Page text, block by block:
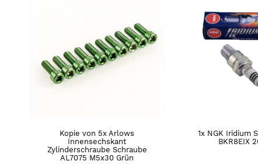
Kopie von 5x Arlows
Innensechskant
Zylinderschraube Schraube
AL7075 M5x30 Grün
1x NGK Iridium
BKR8EIX